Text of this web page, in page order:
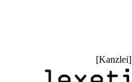
[Kanzlei